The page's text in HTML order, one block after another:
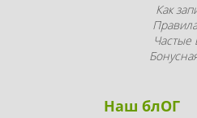
Как
Частые
Наш блОГ